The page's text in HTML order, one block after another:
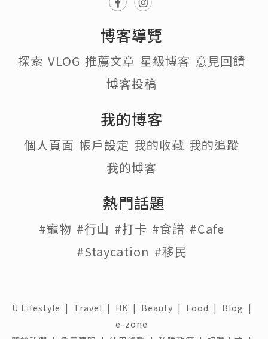
博客導覽
探索 VLOG 推薦文章 星級博客 意見回饋
博客投稿
我的博客
個人頁面 帳戶設定 我的收藏 我的追蹤
我的博客
熱門話題
#寵物 #行山 #打卡 #食譜 #Cafe
#Staycation #移民
U Lifestyle | Travel | HK | Beauty | Food | Blog |
e-zone